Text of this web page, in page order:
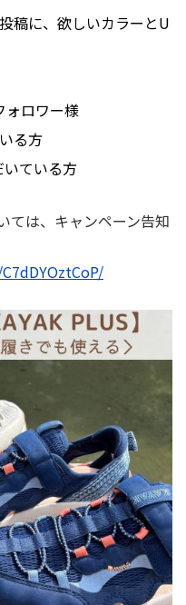
稿に、欲しいカラーとU
ォロワー様
る方
ている方
ては、キャンペーン告知